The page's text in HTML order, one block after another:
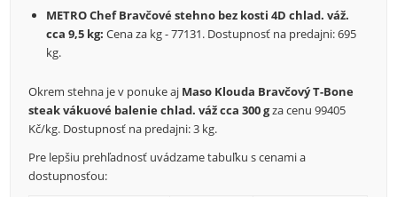
METRO Chef Bravčové stehno bez kosti 4D chlad. váž.
cca 9,5 kg: Cena za kg - 77131. Dostupnosť na predajni: 695
kg.
Okrem stehna je v ponuke aj Maso Klouda Bravčový T-Bone
steak vákuové balenie chlad. váž cca 300 gza cenu 99405
Kč/kg. Dostupnosť na predajni: 3 kg.
Pre lepšiu prehľadnosť uvádzame tabuľku s cenami a
dostupnosťou: